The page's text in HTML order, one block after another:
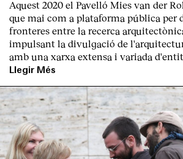
Aquest 2020 el Pavelló Mies van der
que mai com a plataforma pública per
fronteres entre la recerca
impulsant la divulgació de
amb una xarxa extensa i variada
Llegir Més